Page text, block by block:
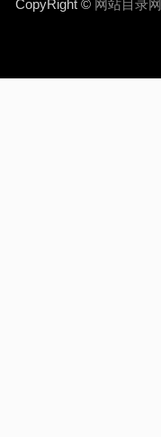
CopyRight © 网站目录网